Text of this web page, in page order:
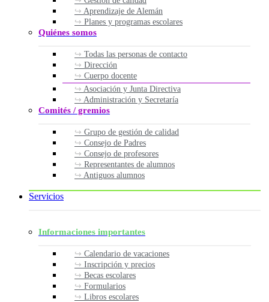
Aprendizaje de Alemán
Planes y programas escolares
Quiénes somos
Todas las personas de contacto
Dirección
Cuerpo docente
Asociación y Junta Directiva
Administración y Secretaría
Comités / gremios
Grupo de gestión de calidad
Consejo de Padres
Consejo de profesores
Representantes de alumnos
Antiguos alumnos
Servicios
Informaciones importantes
Calendario de vacaciones
Inscripción y precios
Becas escolares
Formularios
Libros escolares